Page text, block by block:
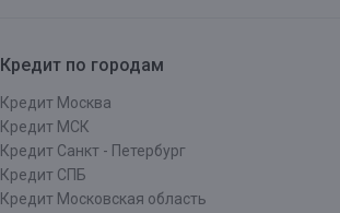
Кредит по городам
Кредит Москва
Кредит МСК
Кредит Санкт - Петербург
Кредит СПБ
Кредит Московская область